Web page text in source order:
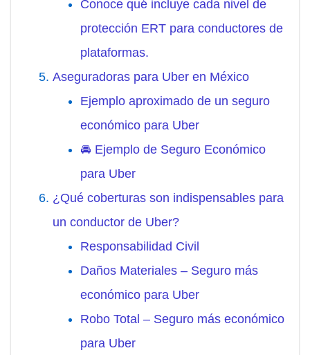
Conoce qué incluye cada nivel de
protección ERT para conductores de
plataformas.
Aseguradoras para Uber en México
Ejemplo aproximado de un seguro
económico para Uber
🚘 Ejemplo de Seguro Económico
para Uber
¿Qué coberturas son indispensables para
un conductor de Uber?
Responsabilidad Civil
Daños Materiales – Seguro más
económico para Uber
Robo Total – Seguro más económico
para Uber